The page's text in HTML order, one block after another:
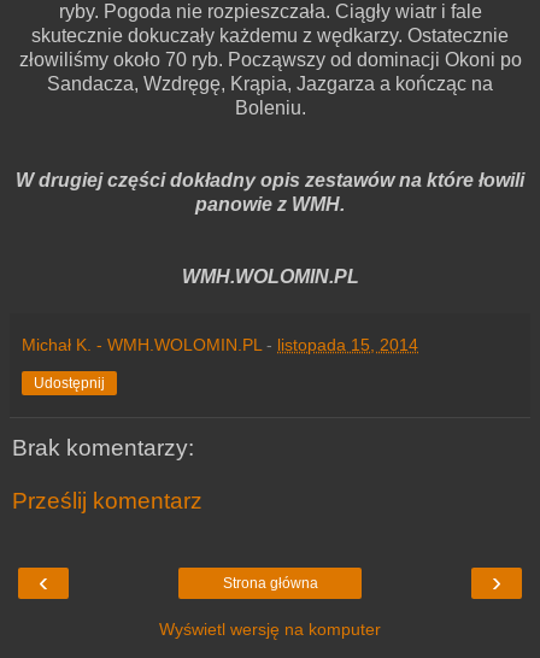
ryby. Pogoda nie rozpieszczała. Ciągły wiatr i fale
skutecznie dokuczały każdemu z wędkarzy. Ostatecznie
złowiliśmy około 70 ryb. Począwszy od dominacji Okoni po
Sandacza, Wzdręgę, Krąpia, Jazgarza a kończąc na
Boleniu.
W drugiej części dokładny opis zestawów na które łowili
panowie z WMH.
WMH.WOLOMIN.PL
Michał K. - WMH.WOLOMIN.PL - listopada 15, 2014
Udostępnij
Brak komentarzy:
Prześlij komentarz
‹ ›
Strona główna
Wyświetl wersję na komputer